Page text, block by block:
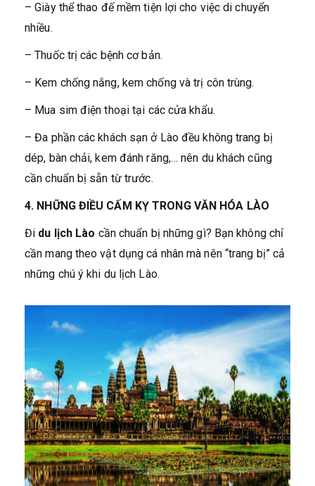
– Giày thể thao đế mềm tiện lợi cho việc di chuyển
nhiều.
– Thuốc trị các bệnh cơ bản.
– Kem chống nắng, kem chống và trị côn trùng.
– Mua sim điện thoại tại các cửa khẩu.
– Đa phần các khách sạn ở Lào đều không trang bị
dép, bàn chải, kem đánh răng,… nên du khách cũng
cần chuẩn bị sẵn từ trước.
4. NHỮNG ĐIỀU CẤM KỴ TRONG VĂN HÓA LÀO
Đi du lịch Lào cần chuẩn bị những gì? Bạn không chỉ
cần mang theo vật dụng cá nhân mà nên “trang bị” cả
những chú ý khi du lịch Lào.